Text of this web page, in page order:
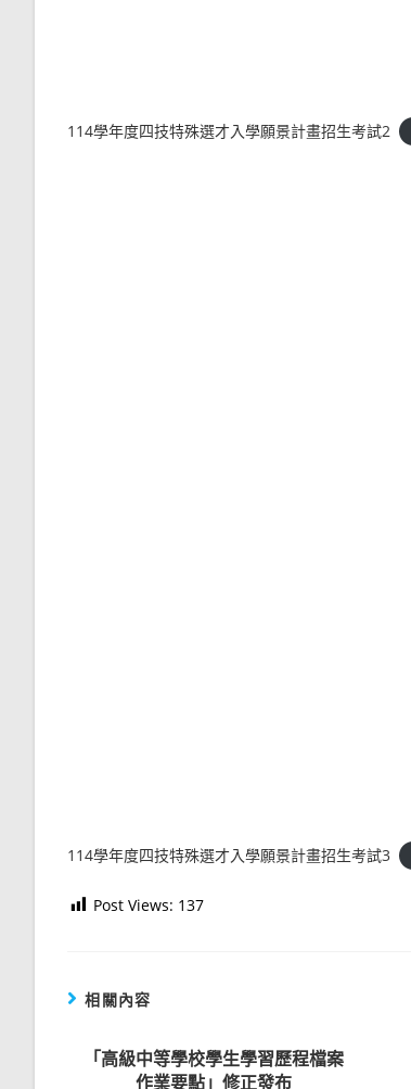
114學年度四技特殊選才入學願景計畫招生考試2
114學年度四技特殊選才入學願景計畫招生考試3
Post Views: 137
相關內容
「高級中等學校學生學習歷程檔案
作業要點」修正發布